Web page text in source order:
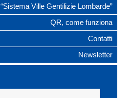
“Sistema Ville Gentilizie Lombarde”
QR, come funziona
Contatti
Newsletter